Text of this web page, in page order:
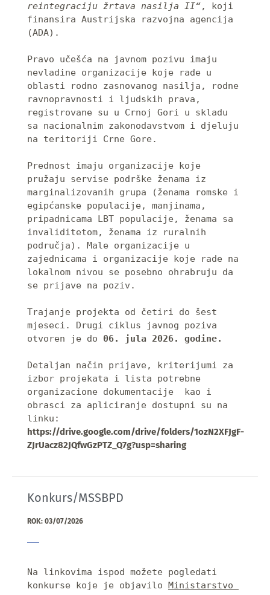
reintegraciju žrtava nasilja II“, koji
finansira Austrijska razvojna agencija
(ADA).
Pravo učešća na javnom pozivu imaju
nevladine organizacije koje rade u
oblasti rodno zasnovanog nasilja, rodne
ravnopravnosti i ljudskih prava,
registrovane su u Crnoj Gori u skladu
sa nacionalnim zakonodavstvom i djeluju
na teritoriji Crne Gore.
Prednost imaju organizacije koje
pružaju servise podrške ženama iz
marginalizovanih grupa (ženama romske i
egipćanske populacije, manjinama,
pripadnicama LBT populacije, ženama sa
invaliditetom, ženama iz ruralnih
područja). Male organizacije u
zajednicama i organizacije koje rade na
lokalnom nivou se posebno ohrabruju da
se prijave na poziv.
Trajanje projekta od četiri do šest
mjeseci. Drugi ciklus javnog poziva
otvoren je do 06. jula 2026. godine.
Detaljan način prijave, kriterijumi za
izbor projekata i lista potrebne
organizacione dokumentacije  kao i
obrasci za apliciranje dostupni su na
https://drive.google.com/drive/folders/1ozN2XFJgF-
ZJrUacz82JQfwGzPTZ_Q7g?usp=sharing
Konkurs/MSSBPD
ROK: 03/07/2026
Na linkovima ispod možete pogledati
konkurse koje je objavilo Ministarstvo